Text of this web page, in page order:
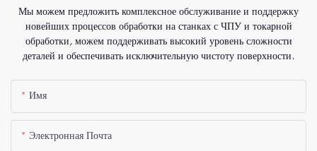
Мы можем предложить комплексное обслуживание и поддержку
новейших процессов обработки на станках с ЧПУ и токарной
обработки, можем поддерживать высокий уровень сложности
деталей и обеспечивать исключительную чистоту поверхности.
Имя
Электронная Почта